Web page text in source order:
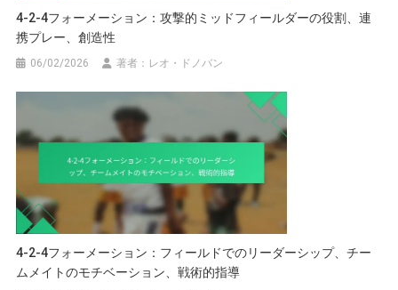
4-2-4フォーメーション：攻撃的ミッドフィールダーの役割、連
携プレー、創造性
06/02/2026 著者：レオ・ドノバン
4-2-4フォーメーション：フィールドでのリーダーシップ、チー
ムメイトのモチベーション、戦術的指導